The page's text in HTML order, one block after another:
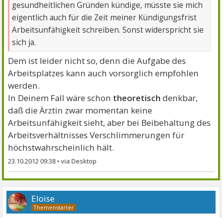
gesundheitlichen Gründen kündige, müsste sie mich
eigentlich auch für die Zeit meiner Kündigungsfrist
Arbeitsunfähigkeit schreiben. Sonst widerspricht sie
sich ja.
Dem ist leider nicht so, denn die Aufgabe des
Arbeitsplatzes kann auch vorsorglich empfohlen
werden.
In Deinem Fall wäre schon theoretisch denkbar,
daß die Ärztin zwar momentan keine
Arbeitsunfähigkeit sieht, aber bei Beibehaltung des
Arbeitsverhältnisses Verschlimmerungen für
höchstwahrscheinlich hält.
23.10.2012 09:38 •
Eloise